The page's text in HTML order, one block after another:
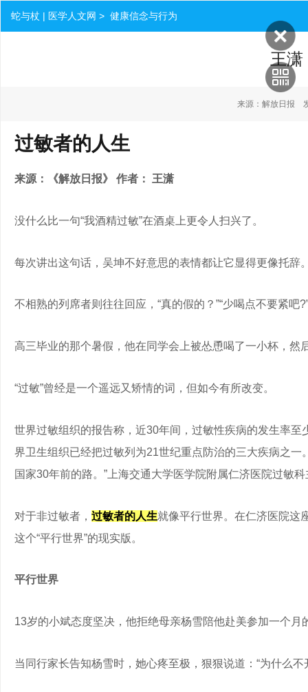
蛇与杖 | 医学人文网 > 健康信念与行为
王潇
来源：解放日报
过敏者的人生
来源：《解放日报》 作者： 王潇
没什么比一句“我酒精过敏”在酒桌上更令人扫兴了。
每次讲出这句话，吴坤不好意思的表情都让它显得更像托辞
不相熟的列席者则往往回应，“真的假的？”“少喝点不要紧吧
高三毕业的那个暑假，他在同学会上被怂恿喝了一小杯，然
“过敏”曾经是一个遥远又矫情的词，但如今有所改变。
世界过敏组织的报告称，近30年间，过敏性疾病的发生率
界卫生组织已经把过敏列为21世纪重点防治的三大疾病之
国家30年前的路。”上海交通大学医学院附属仁济医院过敏
对于非过敏者， 过敏者的人生就像平行世界。在仁济医院这
这个“平行世界”的现实版。
平行世界
13岁的小斌态度坚决，他拒绝母亲杨雪陪他赴美参加一个
当同行家长告知杨雪时，她心疼至极，狠狠说道：“为什么